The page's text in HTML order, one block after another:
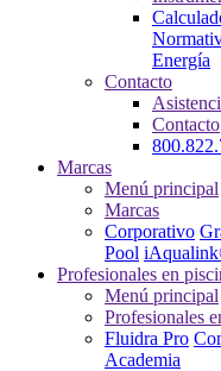
Energía
Contacto
Contacto
Marcas
Menú principal
Marcas
Corporativo
Pool
Profesionales en
Menú principal
Profesionales
Fluidra Pro
Academia